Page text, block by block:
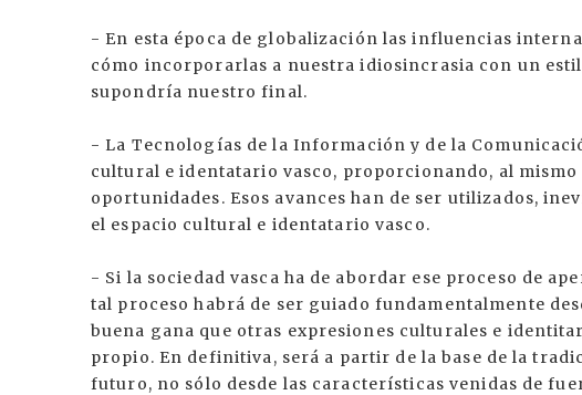
- En esta época de globalización las influencias
cómo incorporarlas a nuestra idiosincrasia con un
supondría nuestro final.
- La Tecnologías de la Información y de la
cultural e identatario vasco, proporcionando, al mismo
oportunidades. Esos avances han de ser utilizados,
el espacio cultural e identatario vasco.
- Si la sociedad vasca ha de abordar ese proceso de
tal proceso habrá de ser guiado fundamentalmente
buena gana que otras expresiones culturales e
propio. En definitiva, será a partir de la base de la
futuro, no sólo desde las características venidas de